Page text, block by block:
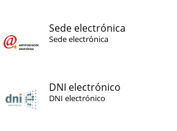
Sede electrónica
Sede electrónica
DNI electrónico
DNI electrónico